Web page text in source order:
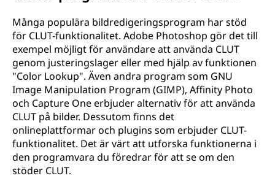
Många populära bildredigeringsprogram har stöd
för CLUT-funktionalitet. Adobe Photoshop gör det till
exempel möjligt för användare att använda CLUT
genom justeringslager eller med hjälp av funktionen
"Color Lookup". Även andra program som GNU
Image Manipulation Program (GIMP), Affinity Photo
och Capture One erbjuder alternativ för att använda
CLUT på bilder. Dessutom finns det
onlineplattformar och plugins som erbjuder CLUT-
funktionalitet. Det är värt att utforska funktionerna i
den programvara du föredrar för att se om den
stöder CLUT.